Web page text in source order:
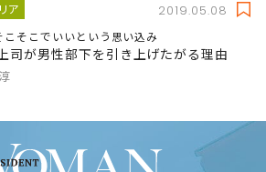
ア 2019.05.08
こそこでいいという思い込み
司が男性部下を引き上げたがる理由